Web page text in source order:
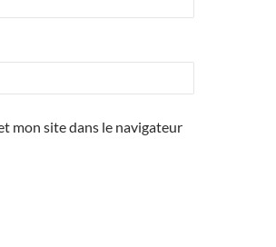
mon site dans le navigateur